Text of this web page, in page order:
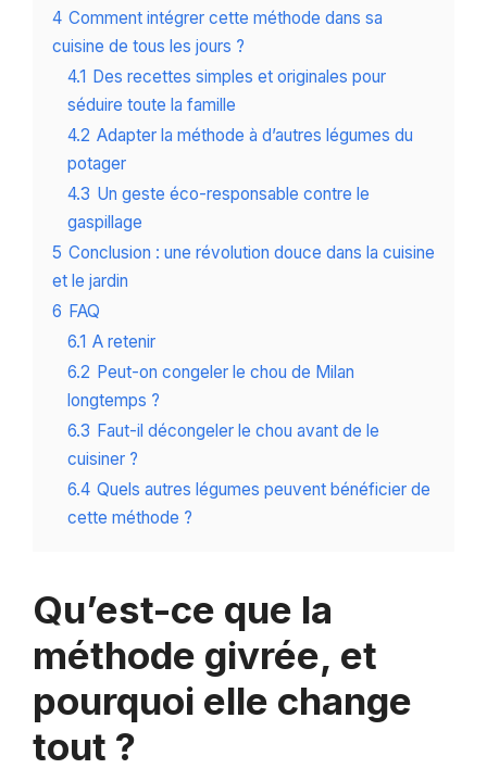
4 Comment intégrer cette méthode dans sa
cuisine de tous les jours ?
4.1 Des recettes simples et originales pour
séduire toute la famille
4.2 Adapter la méthode à d’autres légumes du
potager
4.3 Un geste éco-responsable contre le
gaspillage
5 Conclusion : une révolution douce dans la cuisine
et le jardin
6 FAQ
6.1 A retenir
6.2 Peut-on congeler le chou de Milan
longtemps ?
6.3 Faut-il décongeler le chou avant de le
cuisiner ?
6.4 Quels autres légumes peuvent bénéficier de
cette méthode ?
Qu’est-ce que la
méthode givrée, et
pourquoi elle change
tout ?